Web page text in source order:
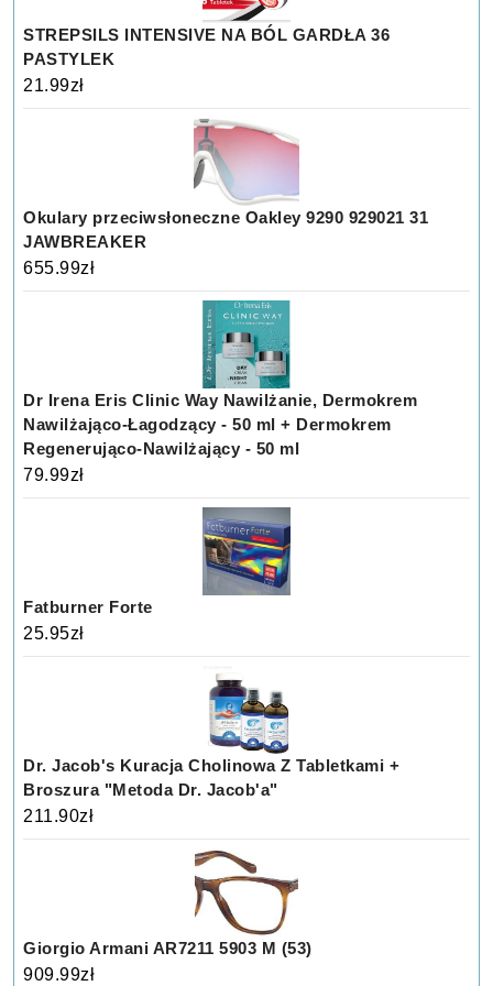
STREPSILS INTENSIVE NA BÓL GARDŁA 36
PASTYLEK
21.99zł
Okulary przeciwsłoneczne Oakley 9290 929021 31
JAWBREAKER
655.99zł
Dr Irena Eris Clinic Way Nawilżanie, Dermokrem
Nawilżająco-Łagodzący - 50 ml + Dermokrem
Regenerująco-Nawilżający - 50 ml
79.99zł
Fatburner Forte
25.95zł
Dr. Jacob's Kuracja Cholinowa Z Tabletkami +
Broszura "Metoda Dr. Jacob'a"
211.90zł
Giorgio Armani AR7211 5903 M (53)
909.99zł